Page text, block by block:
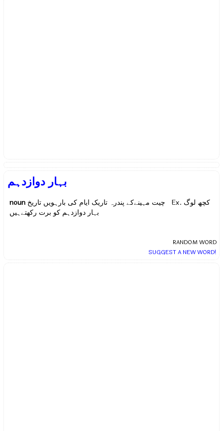
بہار دوازدہم
noun چیت مہینےکے پندرہ تاریک ایام کی بارہویں تاریخ Ex. کچھ لوگ
بہار دوازدہم کو برت رکھتےہیں
RANDOM WORD
SUGGEST A NEW WORD!